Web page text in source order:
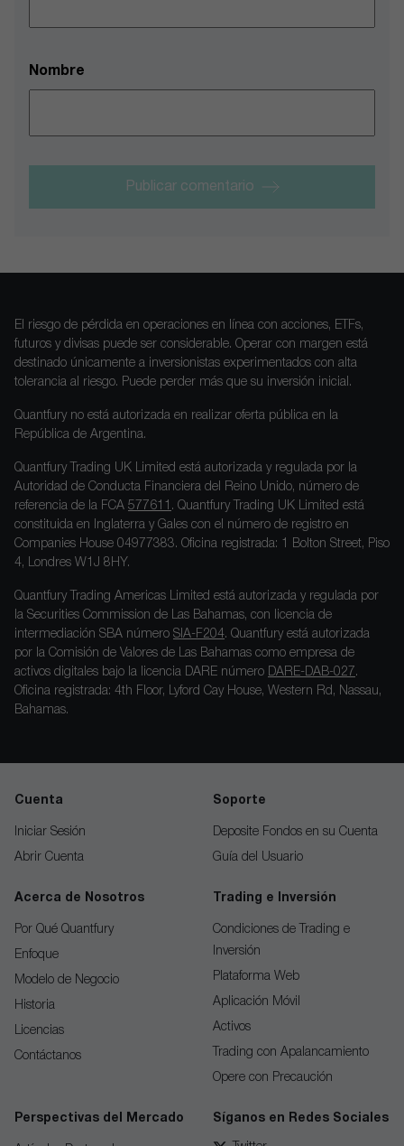
Nombre
Publicar comentario
El riesgo de pérdida en operaciones en línea con acciones, ETFs,
futuros y divisas puede ser considerable. Operar con margen está
destinado únicamente a inversionistas experimentados con alta
tolerancia al riesgo. Puede perder más que su inversión inicial.
Quantfury no está autorizada en realizar oferta pública en la
República de Argentina.
Quantfury Trading UK Limited está autorizada y regulada por la
Autoridad de Conducta Financiera del Reino Unido, número de
referencia de la FCA 577611 . Quantfury Trading UK Limited está
constituida en Inglaterra y Gales con el número de registro en
Companies House 04977383. Oficina registrada: 1 Bolton Street, Piso
4, Londres W1J 8HY.
Quantfury Trading Americas Limited está autorizada y regulada por
la Securities Commission de Las Bahamas, con licencia de
intermediación SBA número SIA-F204. Quantfury está autorizada
por la Comisión de Valores de Las Bahamas como empresa de
activos digitales bajo la licencia DARE número DARE-DAB-027 .
Oficina registrada: 4th Floor, Lyford Cay House, Western Rd, Nassau,
Bahamas.
Cuenta
Iniciar Sesión
Abrir Cuenta
Soporte
Deposite Fondos en su Cuenta
Guía del Usuario
Acerca de Nosotros
Por Qué Quantfury
Enfoque
Modelo de Negocio
Historia
Licencias
Contáctanos
Trading e Inversión
Condiciones de Trading e
Inversión
Plataforma Web
Aplicación Móvil
Activos
Trading con Apalancamiento
Opere con Precaución
Perspectivas del Mercado Síganos en Redes Sociales